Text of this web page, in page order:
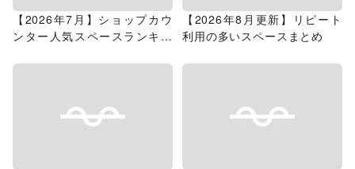
【2026年7月】ショップカウ
ンター人気スペースランキン
【2026年8月更新】リピート
利用の多いスペースまとめ